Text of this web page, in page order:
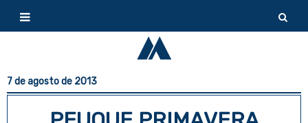
7 de agosto de 2013